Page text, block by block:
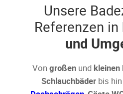
Unsere
Referenzen in
und
Von großenund kleinen
Schlauchbäderbis hin